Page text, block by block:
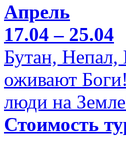
Апрель
17.04 – 25.04
Бутан,
оживают
люди на
Стоимость